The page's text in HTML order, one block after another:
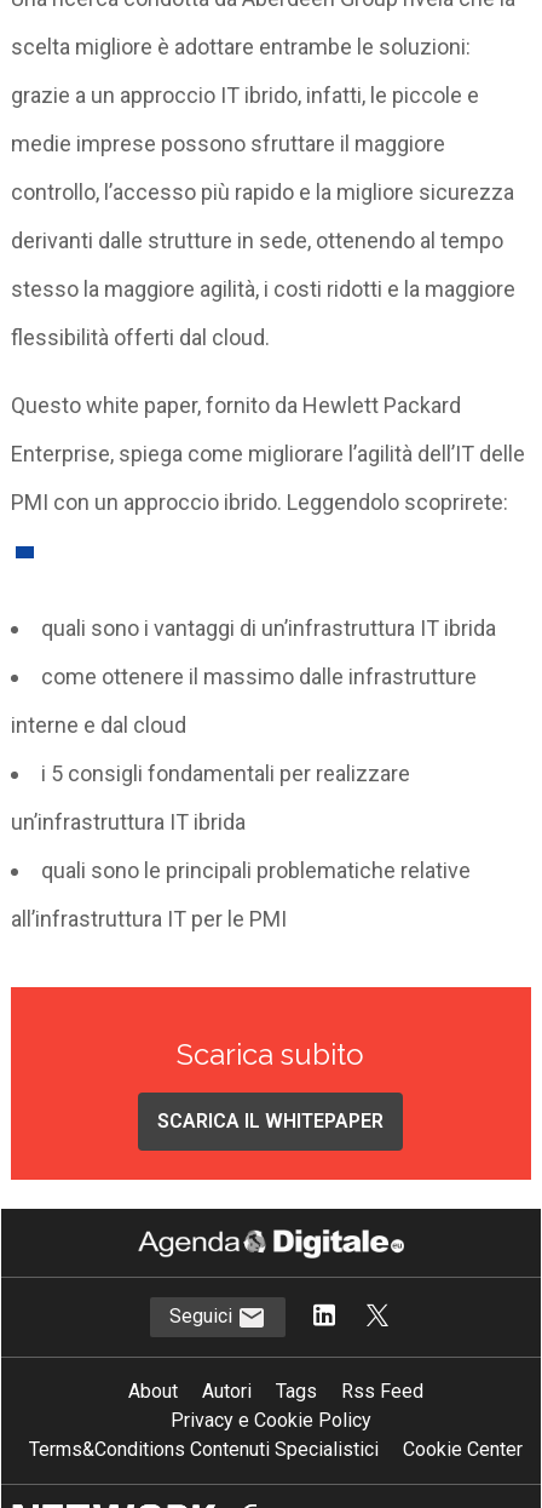
scelta migliore è adottare entrambe le soluzioni:
grazie a un approccio IT ibrido, infatti, le piccole e
medie imprese possono sfruttare il maggiore
controllo, l’accesso più rapido e la migliore sicurezza
derivanti dalle strutture in sede, ottenendo al tempo
stesso la maggiore agilità, i costi ridotti e la maggiore
flessibilità offerti dal cloud.
Questo white paper, fornito da Hewlett Packard
Enterprise, spiega come migliorare l’agilità dell’IT delle
PMI con un approccio ibrido. Leggendolo scoprirete:
quali sono i vantaggi di un’infrastruttura IT ibrida
come ottenere il massimo dalle infrastrutture
interne e dal cloud
i 5 consigli fondamentali per realizzare
un’infrastruttura IT ibrida
quali sono le principali problematiche relative
all’infrastruttura IT per le PMI
Scarica subito
SCARICA IL WHITEPAPER
Seguici
About Autori Tags
Rss Feed
Privacy e Cookie Policy
Terms&Conditions Contenuti Specialistici
Cookie Center